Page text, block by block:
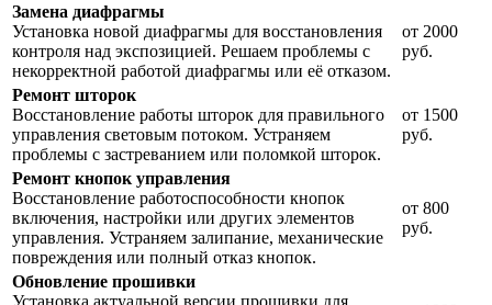
Замена диафрагмы
Установка новой диафрагмы для восстановления
контроля над экспозицией. Решаем проблемы с
некорректной работой диафрагмы или её отказом.
от 2000
руб.
Ремонт шторок
Восстановление работы шторок для правильного
управления световым потоком. Устраняем
проблемы с застреванием или поломкой шторок.
от 1500
руб.
Ремонт кнопок управления
Восстановление работоспособности кнопок
включения, настройки или других элементов
управления. Устраняем залипание, механические
повреждения или полный отказ кнопок.
от 800
руб.
Обновление прошивки
Установка актуальной версии прошивки для